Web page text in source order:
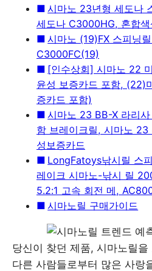
시마노 23년형 세도나
세도나 C3000HG, 혼합색
시마노 (19)FX 스피닝
C3000FC(19)
[인수상회] 시마노 22
윤성 보증카드 포함, (22)
증카드 포함)
시마노 23 BB-X 라리
함 브레이크릴, 시마노
성보증카드
LongFatoys낚시릴 스
레이크 시마노-낚시 릴
5.2:1 고속 회전 메,
시마노릴 구매가이드
당신이 찾던 제품, 시마노릴
다른 사람들로부터 많은 사랑